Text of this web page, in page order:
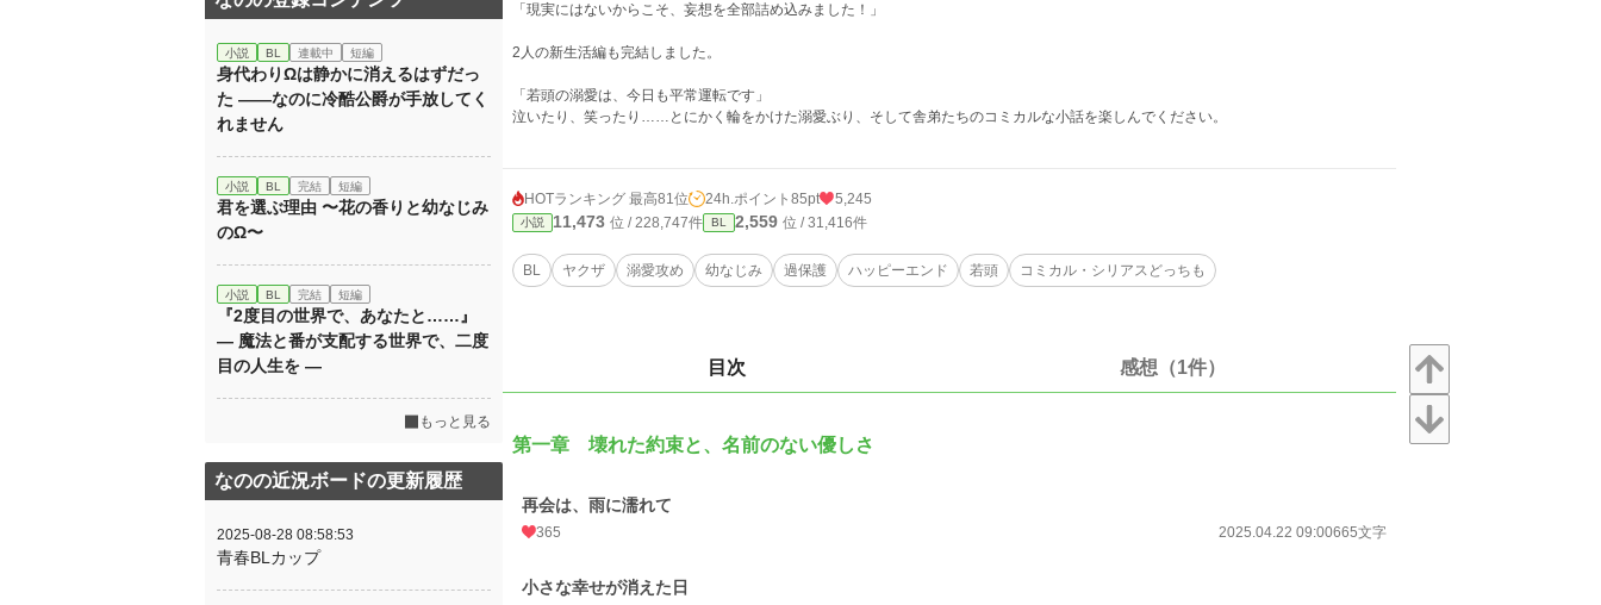
「現実にはないからこそ、妄想を全部詰め込みました！」
2人の新生活編も完結しました。
「若頭の溺愛は、今日も平常運転です」
泣いたり、笑ったり……とにかく輪をかけた溺愛ぶり、そして舎弟たちのコミカルな小話を楽しんでください。
HOTランキング 最高81位 24h.ポイント 85pt 5,245
小説 11,473 位 / 228,747件 BL 2,559 位 / 31,416件
BL ヤクザ 溺愛攻め 幼なじみ 過保護 ハッピーエンド 若頭 コミカル・シリアスどっちも
目次 感想（1件）
第一章 壊れた約束と、名前のない優しさ
再会は、雨に濡れて
365 2025.04.22 09:00665文字
小さな幸せが消えた日
小説 BL 連載中 短編
身代わりΩは静かに消えるはずだっ
た ――なのに冷酷公爵が手放してく
れません
小説 BL 完結 短編
君を選ぶ理由 〜花の香りと幼なじみ
のΩ〜
小説 BL 完結 短編
『2度目の世界で、あなたと……』
― 魔法と番が支配する世界で、二度
目の人生を ―
もっと見る
なのの近況ボードの更新履歴
2025-08-28 08:58:53
青春BLカップ